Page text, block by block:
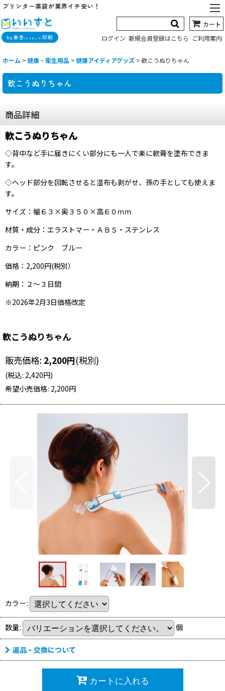
プリンター薬袋が業界イチ安い！
by東杏(とうきょう) 印刷
カート
ログイン 新規会員登録はこちら ご利用案内
ホーム >健康・衛生用品 >健康アイディアグッズ >軟こうぬりちゃん
軟こうぬりちゃん
商品詳細
軟こうぬりちゃん
◇背中など手に届きにくい部分にも一人で楽に軟膏を塗布できま
す。
◇ヘッド部分を回転させると湿布も剥がせ、孫の手としても使えま
す。
サイズ：幅６３×奥３５０×高６０ｍｍ
材質・成分：エラストマー・ＡＢＳ・ステンレス
カラー：ピンク ブルー
価格：2,200円(税別）
納期：２〜３日間
※2026年2月3日価格改定
軟こうぬりちゃん
販売価格: 2,200円(税別)
(税込: 2,420円)
希望小売価格: 2,200円
カラー:
数量: 個
返品・交換について
カートに入れる